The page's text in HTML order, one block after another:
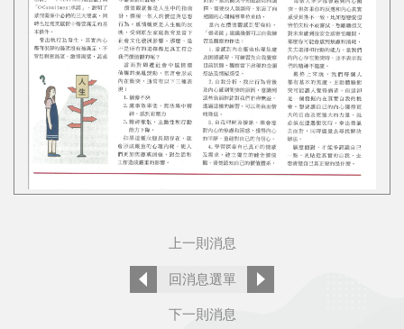
上一則消息
回消息選單
下一則消息